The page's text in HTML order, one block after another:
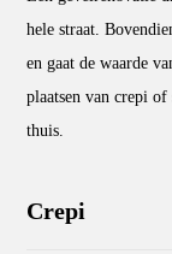
hele straat.
en gaat de waarde
plaatsen van crepi
thuis.
Crepi